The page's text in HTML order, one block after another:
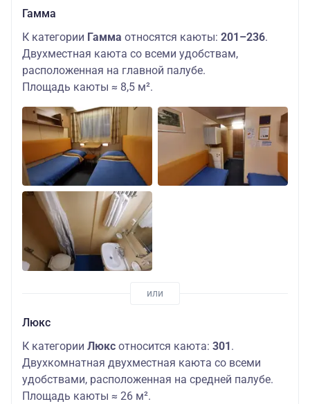
Гамма
К категории Гамма относятся каюты: 201–236.
Двухместная каюта со всеми удобствам,
расположенная на главной палубе.
Площадь каюты ≈ 8,5 м².
Люкс
К категории Люкс относится каюта: 301.
Двухкомнатная двухместная каюта со всеми
удобствами, расположенная на средней палубе.
Площадь каюты ≈ 26 м².